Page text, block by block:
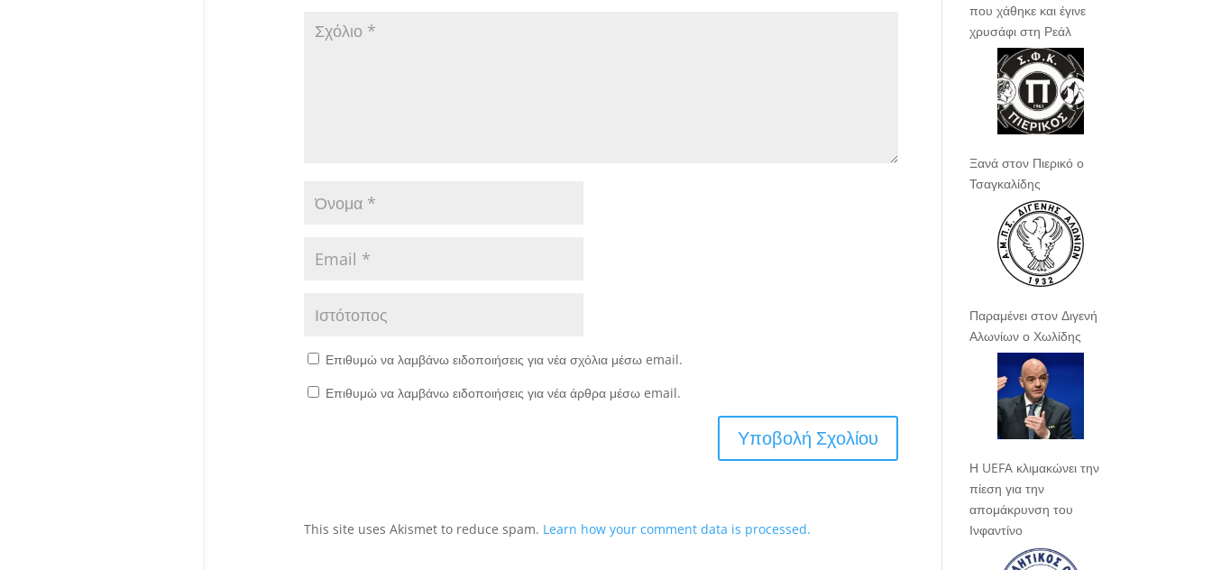
Επιθυμώ να λαμβάνω ειδοποιήσεις για νέα σχόλια μέσω email.
Επιθυμώ να λαμβάνω ειδοποιήσεις για νέα άρθρα μέσω email.
This site uses Akismet to reduce spam. Learn how your comment data is processed.
που χάθηκε και έγινε
χρυσάφι στη Ρεάλ
Ξανά στον Πιερικό ο
Τσαγκαλίδης
Παραμένει στον Διγενή
Αλωνίων ο Χωλίδης
Η UEFA κλιμακώνει την
πίεση για την
απομάκρυνση του
Ινφαντίνο